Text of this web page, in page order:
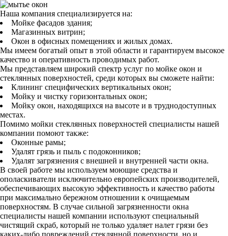
Наша компания специализируется на:
Мойке фасадов здания;
Магазинных витрин;
Окон в офисных помещениях и жилых домах.
Мы имеем богатый опыт в этой области и гарантируем высокое
качество и оперативность проводимых работ.
Мы представляем широкий спектр услуг по мойке окон и
стеклянных поверхностей, среди которых вы сможете найти:
Клининг специфических вертикальных окон;
Мойку и чистку горизонтальных окон;
Мойку окон, находящихся на высоте и в труднодоступных
местах.
Помимо мойки стеклянных поверхностей специалисты нашей
компании помоют также:
Оконные рамы;
Удалят грязь и пыль с подоконников;
Удалят загрязнения с внешней и внутренней части окна.
В своей работе мы используем моющие средства и
ополаскиватели исключительно европейских производителей,
обеспечивающих высокую эффективность и качество работы
при максимально бережном отношении к очищаемым
поверхностям. В случае сильной загрязненности окна
специалисты нашей компании используют специальный
чистящий скраб, который не только удаляет налет грязи без
каких-либо повреждений стеклянной поверхности, но и